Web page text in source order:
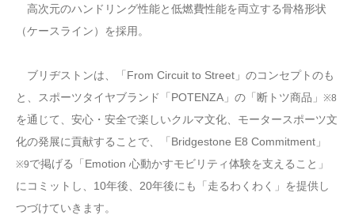
高次元のハンドリング性能と低燃費性能を両立する骨格形状
（ケースライン）を採用。
ブリヂストンは、「From Circuit to Street」のコンセプトのも
と、スポーツタイヤブランド「POTENZA」の「断トツ商品」 ※8
を通じて、安心・安全で楽しいクルマ文化、モータースポーツ文
化の発展に貢献することで、「Bridgestone E8 Commitment」
※9で掲げる「Emotion 心動かすモビリティ体験を支えること」
にコミットし、10年後、20年後にも「走るわくわく」を提供し
つづけていきます。